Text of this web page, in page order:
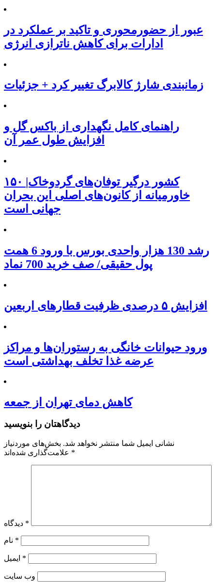
عبور از حضورمحوری و تاکید بر عملکرد در
ادارات برای کاهش ناترازی انرژی
زمانبندی شارژ کالابرگ تغییر کرد + جزئیات
راهنمای کامل نگهداری از باکس گل و
افزایش طول عمر آن
۱۵۰ کشور درگیر توفان‌های گردوخاک|
خاورمیانه از کانون‌های اصلی این بحران
جهانی است
رشد 130 هزار واحدی بورس با ورود 6 همت
پول حقیقی/ صف خرید 700 نماد
افزایش ۵ درصدی ظرفیت قطارهای اربعین
ورود حیوانات خانگی به رستوران‌ها و مراکز
عرضه غذا تخلف بهداشتی است
کاهش دمای تهران از جمعه
دیدگاهتان را بنویسید
نشانی ایمیل شما منتشر نخواهد شد. بخش‌های موردنیاز
*
*
*
*
وب‌ سایت